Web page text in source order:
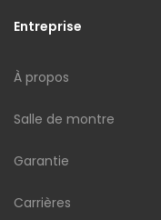
Entreprise
À propos
Salle de montre
Garantie
Carrières